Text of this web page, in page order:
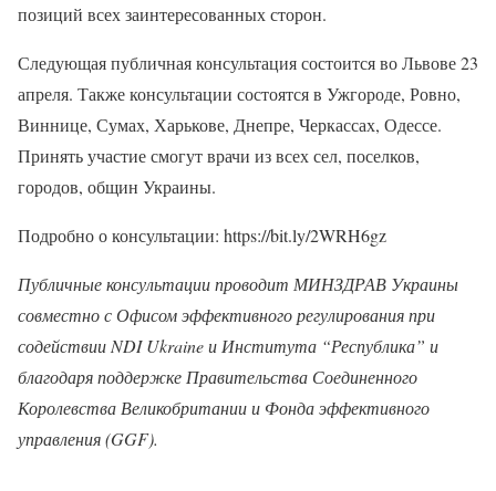
позиций всех заинтересованных сторон.
Следующая публичная консультация состоится во Львове 23
апреля. Также консультации состоятся в Ужгороде, Ровно,
Виннице, Сумах, Харькове, Днепре, Черкассах, Одессе.
Принять участие смогут врачи из всех сел, поселков,
городов, общин Украины.
Подробно о консультации: https://bit.ly/2WRH6gz
Публичные консультации проводит МИНЗДРАВ Украины
совместно с Офисом эффективного регулирования при
содействии NDI Ukraine и Института “Республика” и
благодаря поддержке Правительства Соединенного
Королевства Великобритании и Фонда эффективного
управления (GGF).